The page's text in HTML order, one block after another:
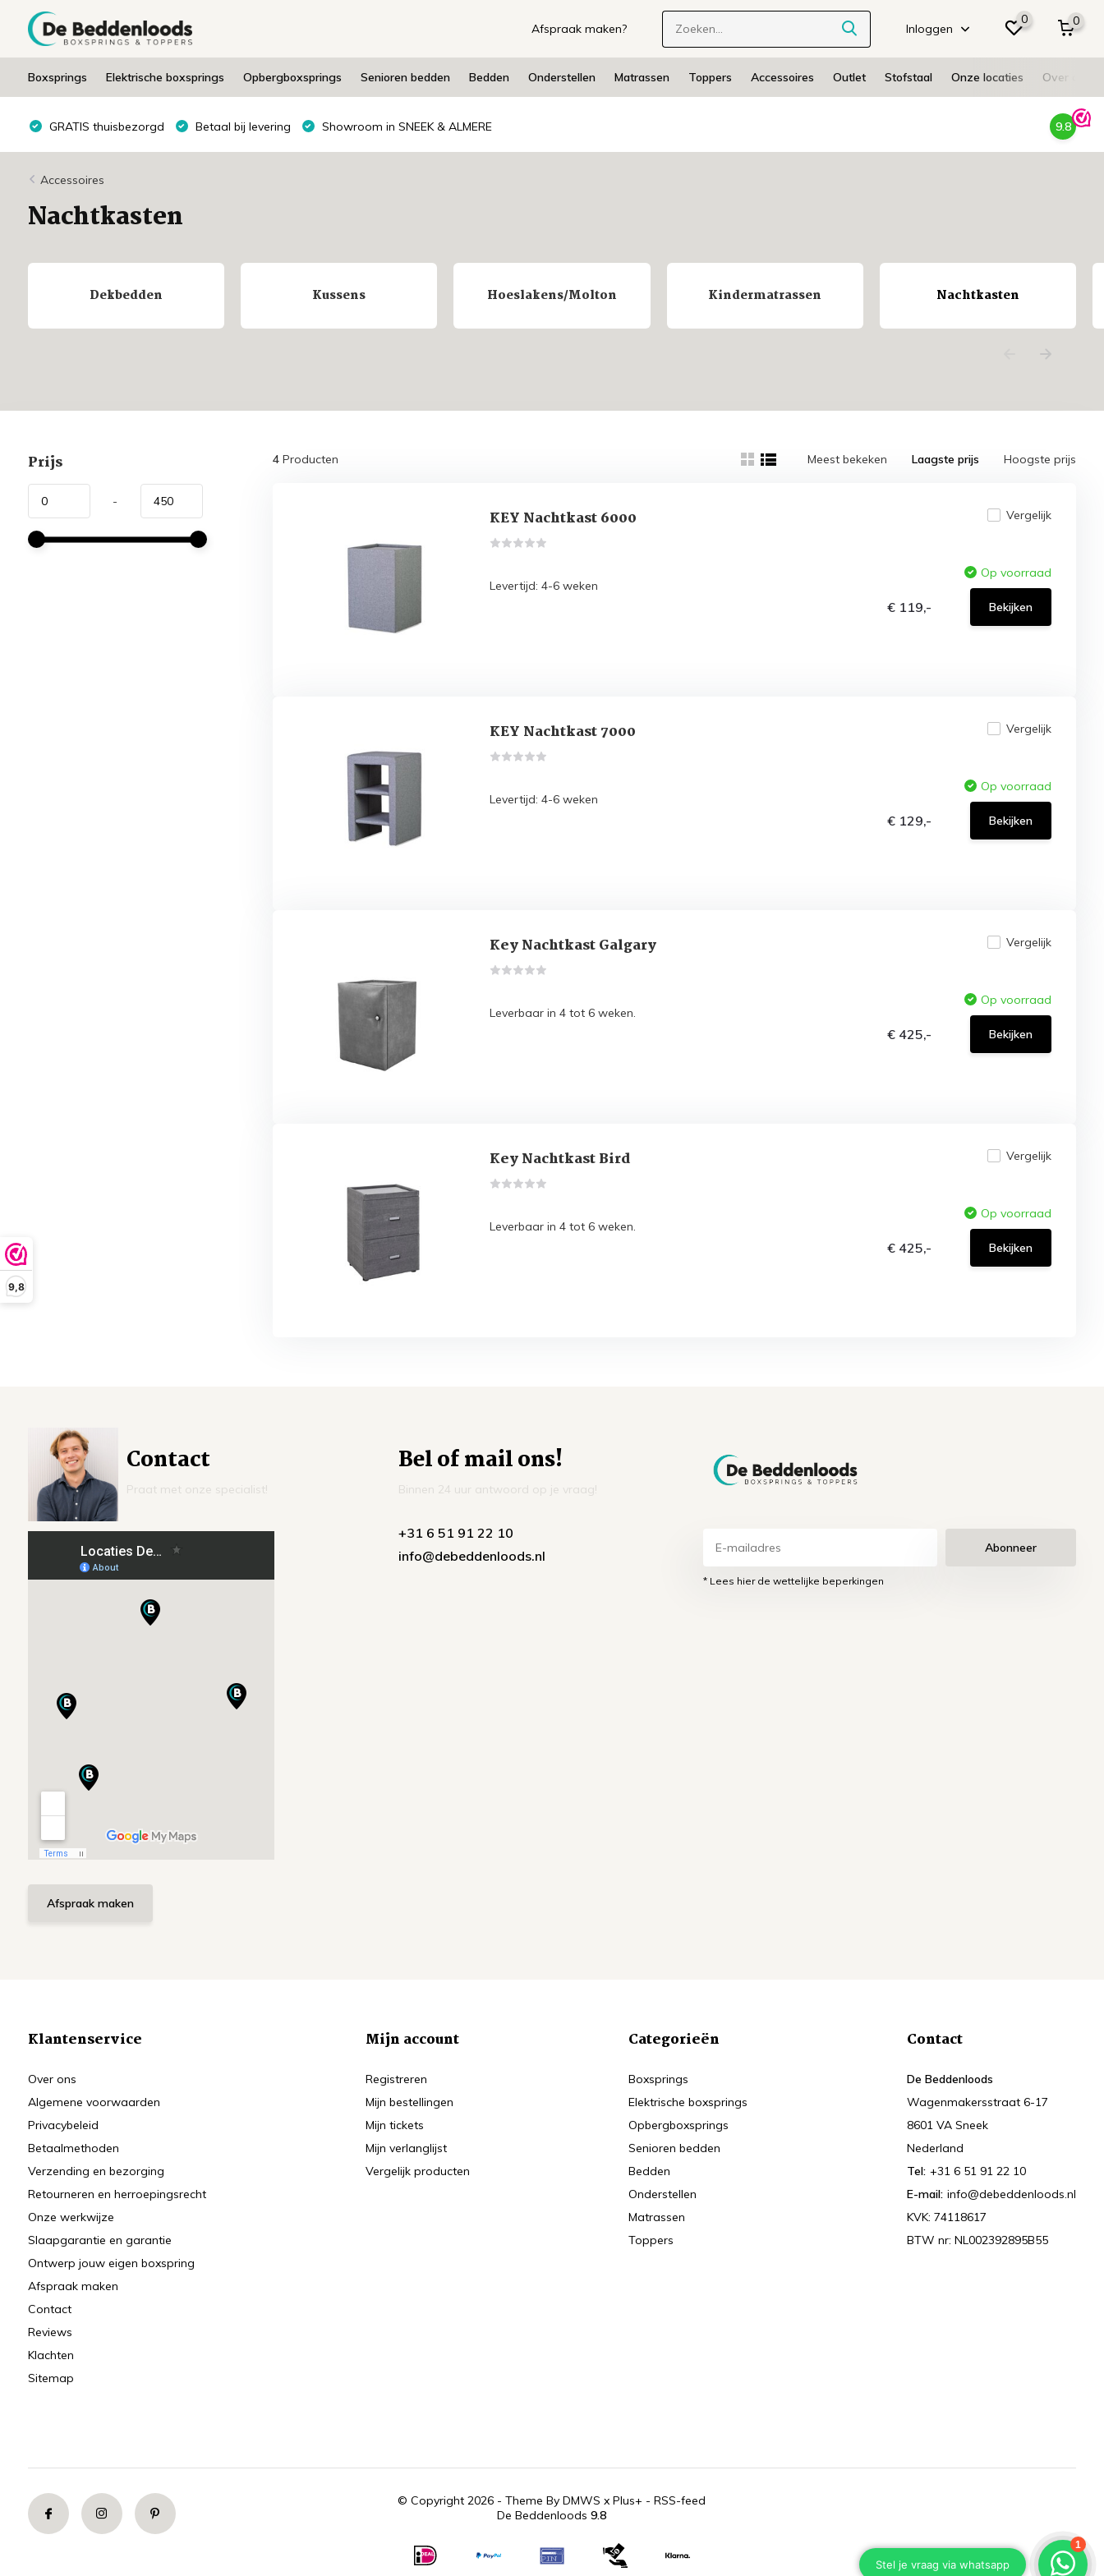
9,8
Afspraak maken? Inloggen
0 0
Boxsprings Elektrische boxsprings Opbergboxsprings Senioren bedden Bedden Onderstellen Matrassen Toppers Accessoires Outlet Stofstaal Onze locaties Over ons
GRATIS thuisbezorgd Betaal bij levering Showroom in SNEEK & ALMERE 9.8
Accessoires
Nachtkasten
Dekbedden Kussens Hoeslakens/Molton Kindermatrassen Nachtkasten
Prijs
-
4Producten Meest bekeken Laagste prijs Hoogste prijs
KEY Nachtkast 6000
Levertijd: 4-6 weken
Vergelijk
Op voorraad
€ 119,- Bekijken
KEY Nachtkast 7000
Levertijd: 4-6 weken
Vergelijk
Op voorraad
€ 129,- Bekijken
Key Nachtkast Galgary
Leverbaar in 4 tot 6 weken.
Vergelijk
Op voorraad
€ 425,- Bekijken
Key Nachtkast Bird
Leverbaar in 4 tot 6 weken.
Vergelijk
Op voorraad
€ 425,- Bekijken
Contact
Praat met onze specialist!
Afspraak maken
Bel of mail ons!
Binnen 24 uur antwoord op je vraag!
+31 6 51 91 22 10
info@debeddenloods.nl
Abonneer
* Lees hier de wettelijke beperkingen
Klantenservice
Over ons
Algemene voorwaarden
Privacybeleid
Betaalmethoden
Verzending en bezorging
Retourneren en herroepingsrecht
Onze werkwijze
Slaapgarantie en garantie
Ontwerp jouw eigen boxspring
Afspraak maken
Contact
Reviews
Klachten
Sitemap
Mijn account
Registreren
Mijn bestellingen
Mijn tickets
Mijn verlanglijst
Vergelijk producten
Categorieën
Boxsprings
Elektrische boxsprings
Opbergboxsprings
Senioren bedden
Bedden
Onderstellen
Matrassen
Toppers
Contact
De Beddenloods
Wagenmakersstraat 6-17
8601 VA Sneek
Nederland
Tel: +31 6 51 91 22 10
E-mail: info@debeddenloods.nl
KVK: 74118617
BTW nr: NL002392895B55
© Copyright 2026 - Theme ByDMWS xPlus+ -RSS-feed
De Beddenloods9.8